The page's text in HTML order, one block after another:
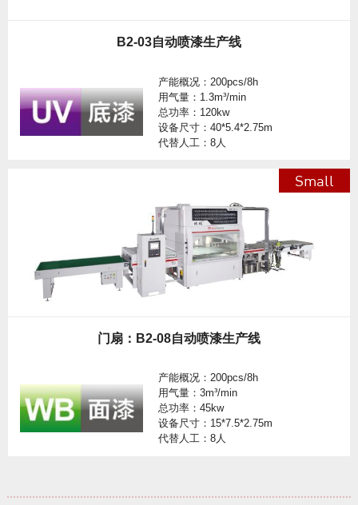
B2-03自动喷漆生产线
产能概况：200pcs/8h
用气量：1.3m³/min
总功率：120kw
设备尺寸：40*5.4*2.75m
代替人工：8人
门扇：B2-08自动喷漆生产线
产能概况：200pcs/8h
用气量：3m³/min
总功率：45kw
设备尺寸：15*7.5*2.75m
代替人工：8人
Small